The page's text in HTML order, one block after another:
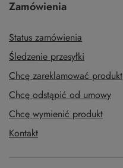
Zamówienia
Status zamówienia
Śledzenie przesyłki
Chcę zareklamować produkt
Chcę odstąpić od umowy
Chcę wymienić produkt
Kontakt